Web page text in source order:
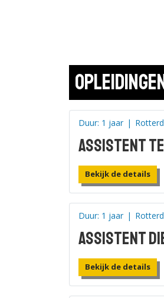
Duur: 1 jaar |
Assistent
Bekijk de details
Duur: 1 jaar |
Assistent
Bekijk de details